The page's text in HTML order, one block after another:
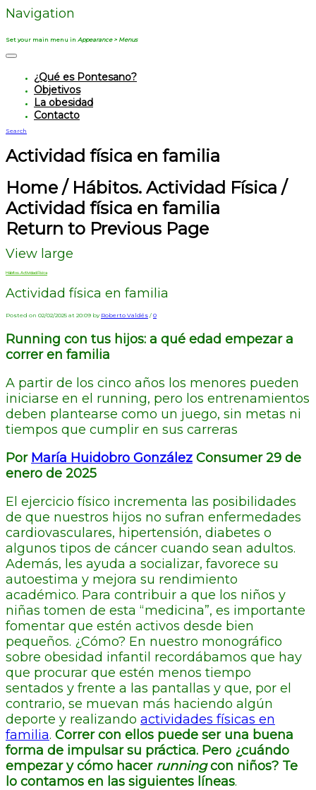
Navigation
Set your main menu in Appearance > Menus
¿Qué es Pontesano?
Objetivos
La obesidad
Contacto
Search
Actividad física en familia
Home / Hábitos. Actividad Física /
Actividad física en familia
Return to Previous Page
View large
Hábitos. Actividad Física
Actividad física en familia
Posted on 02/02/2025 at 20:09 by Roberto Valdés / 0
Running con tus hijos: a qué edad empezar a
correr en familia
A partir de los cinco años los menores pueden
iniciarse en el running, pero los entrenamientos
deben plantearse como un juego, sin metas ni
tiempos que cumplir en sus carreras
Por María Huidobro González Consumer 29 de
enero de 2025
El ejercicio físico incrementa las posibilidades
de que nuestros hijos no sufran enfermedades
cardiovasculares, hipertensión, diabetes o
algunos tipos de cáncer cuando sean adultos.
Además, les ayuda a socializar, favorece su
autoestima y mejora su rendimiento
académico. Para contribuir a que los niños y
niñas tomen de esta “medicina”, es importante
fomentar que estén activos desde bien
pequeños. ¿Cómo? En nuestro monográfico
sobre obesidad infantil recordábamos que hay
que procurar que estén menos tiempo
sentados y frente a las pantallas y que, por el
contrario, se muevan más haciendo algún
deporte y realizando actividades físicas en
familia. Correr con ellos puede ser una buena
forma de impulsar su práctica. Pero ¿cuándo
empezar y cómo hacer runningcon niños? Te
lo contamos en las siguientes líneas.